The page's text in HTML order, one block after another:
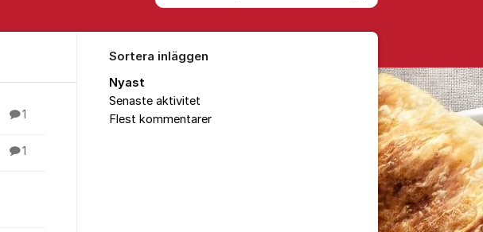
1
1
Sortera inläggen
Nyast
Senaste aktivitet
Flest kommentarer